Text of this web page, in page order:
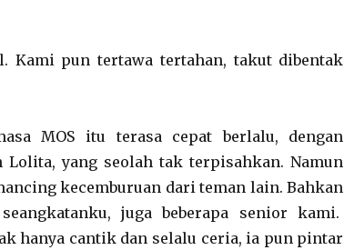
Kami pun tertawa tertahan, takut dibentak
MOS itu terasa cepat berlalu, dengan
yang seolah tak terpisahkan. Namun
kecemburuan dari teman lain. Bahkan
juga beberapa senior kami.
hanya cantik dan selalu ceria, ia pun pintar